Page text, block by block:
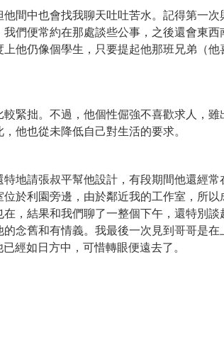
間中也會找我聊天吐吐苦水。記得第一次
們便常約在那處談些公事，之後還會東西
他仍像個學生，只要提起他那班兄弟（他
緊拙。不過，他個性倔強不喜歡求人，雖
他也從未降低自己對生活的要求。
地請張叔平幫他設計，有段期間他還經常
於利園旁邊，由於鄰近我的工作室，所以
，結果和我們聊了一整個下午，還特別談
念舊和有情義。我最後一次見到哥哥是在
經如日方中，可惜轉眼便遠去了。